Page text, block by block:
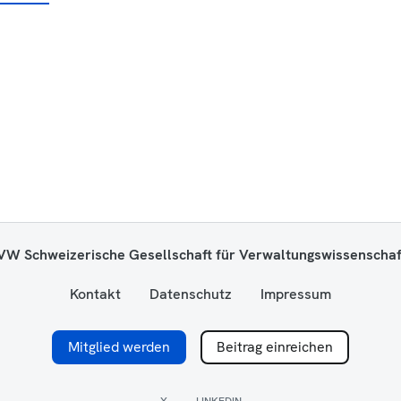
Schweizerische Gesellschaft für
Kontakt Datenschutz Impressum
Mitglied werden Beitrag einreichen